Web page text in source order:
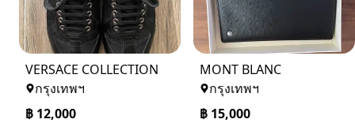
VERSACE COLLECTION
กรุงเทพฯ
฿ 12,000
MONT BLANC
กรุงเทพฯ
฿ 15,000